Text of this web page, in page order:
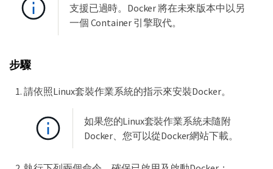
支援已過時。Docker 將在未來版本中以另
一個 Container 引擎取代。
步驟
請依照Linux套裝作業系統的指示來安裝Docker。
如果您的Linux套裝作業系統未隨附
Docker、您可以從Docker網站下載。